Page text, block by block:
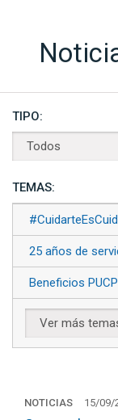
TIPO:
TEMAS:
25 años de
Beneficios PUCP
NOTICIAS 15/09/